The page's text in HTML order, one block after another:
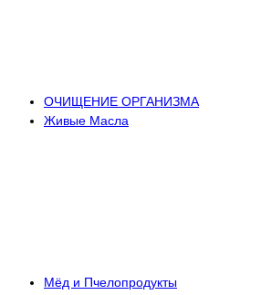
ОЧИЩЕНИЕ ОРГАНИЗМА
Живые Масла
Мёд и Пчелопродукты